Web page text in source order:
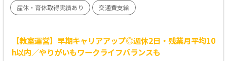
産休・育休取得実績あり
交通費支給
【教室運営】早期キャリアアップ◎週休2日・残業月平均10
h以内／やりがいもワークライフバランスも